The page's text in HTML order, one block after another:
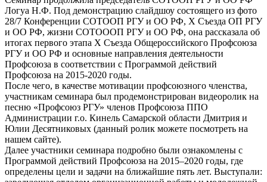
Логуа Н.Ф. Под демонстрацию слайдшоу состоящего из фото
28/7 Конференции СОТООП РГУ и ОО РФ, Х Съезда ОП РГУ
и ОО РФ, жизни СОТОООП РГУ и ОО РФ, она рассказала об
итогах первого этапа Х Съезда Общероссийского Профсоюза
РГУ и ОО РФ и основные направления деятельности
Профсоюза в соответствии с Программой действий
Профсоюза на 2015-2020 годы.
После чего, в качестве мотивации профсоюзного членства,
участникам семинара был продемонстрирован видеоролик на
песню «Профсоюз РГУ» членов Профсоюза ППО
Администрации г.о. Кинель Самарской области Дмитрия и
Юлии Десятниковых (данный ролик можете посмотреть на
нашем сайте).
Далее участники семинара подробно были ознакомлены с
Программой действий Профсоюза на 2015–2020 годы, где
определены цели и задачи на ближайшие пять лет. Выступали: